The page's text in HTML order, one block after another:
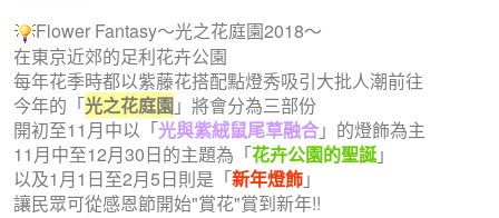
Flower Fantasy～光之花庭園2018～
在東京近郊的足利花卉公園
每年花季時都以紫藤花搭配點燈秀吸引大批人潮前往
今年的「光之花庭園」將會分為三部份
開初至11月中以「光與紫絨鼠尾草融合」的燈飾為主
11月中至12月30日的主題為「花卉公園的聖誕」
以及1月1日至2月5日則是「新年燈飾」
讓民眾可從感恩節開始"賞花"賞到新年!!